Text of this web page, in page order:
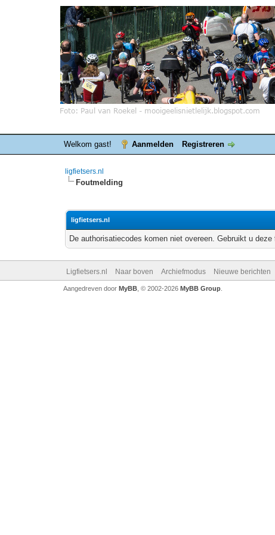
Welkom gast! Aanmelden Registreren
ligfietsers.nl
Foutmelding
ligfietsers.nl
De authorisatiecodes komen niet overeen. Gebruikt u
Ligfietsers.nl Naar boven Archiefmodus Nieuwe berichten
Aangedreven door MyBB, © 2002-2026 MyBB Group.